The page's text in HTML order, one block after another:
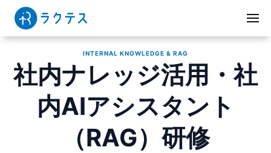
INTERNAL KNOWLEDGE & RAG
社内ナレッジ活用・社
内AIアシスタント
（RAG）研修